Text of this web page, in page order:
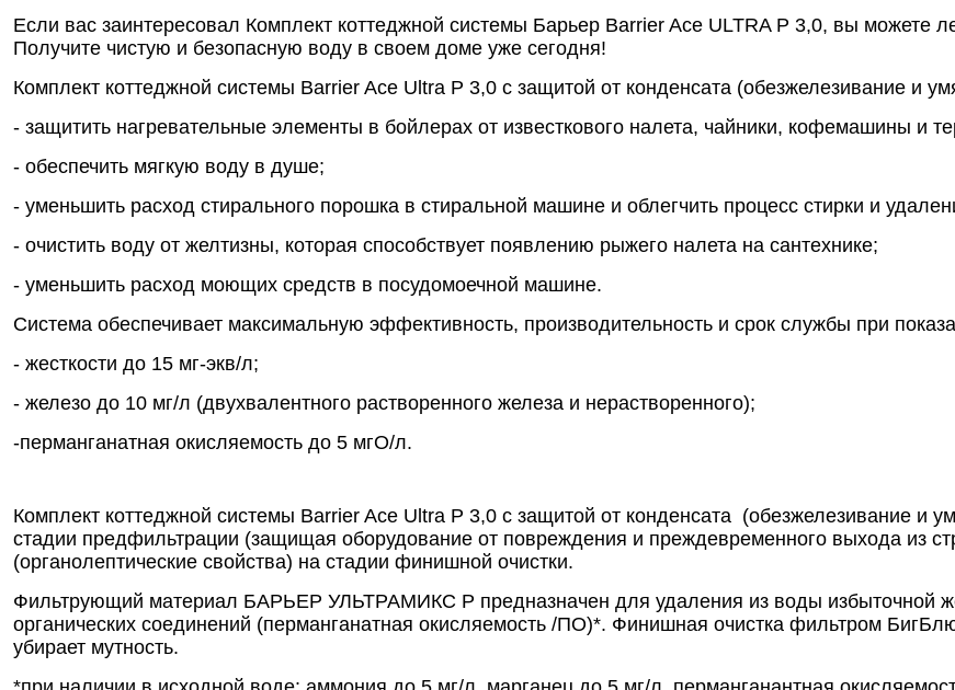
Если вас заинтересовал Комплект коттеджной системы Барьер Barrier Ace ULTRA P 3,0, вы можете
Получите чистую и безопасную воду в своем доме уже сегодня!
Комплект коттеджной системы Barrier Ace Ultra Р 3,0 с защитой от конденсата (обезжелезивание и
- защитить нагревательные элементы в бойлерах от известкового налета, чайники, кофемашины и
- обеспечить мягкую воду в душе;
- уменьшить расход стирального порошка в стиральной машине и облегчить процесс стирки и
- очистить воду от желтизны, которая способствует появлению рыжего налета на сантехнике;
- уменьшить расход моющих средств в посудомоечной машине.
Система обеспечивает максимальную эффективность, производительность и срок службы при
- жесткости до 15 мг-экв/л;
- железо до 10 мг/л (двухвалентного растворенного железа и нерастворенного);
-перманганатная окисляемость до 5 мгО/л.
Комплект коттеджной системы Barrier Ace Ultra Р 3,0 с защитой от конденсата (обезжелезивание и
стадии предфильтрации (защищая оборудование от повреждения и преждевременного выхода из
(органолептические свойства) на стадии финишной очистки.
Фильтрующий материал БАРЬЕР УЛЬТРАМИКС Р предназначен для удаления из воды избыточной
органических соединений (перманганатная окисляемость /ПО)*. Финишная очистка фильтром
убирает мутность.